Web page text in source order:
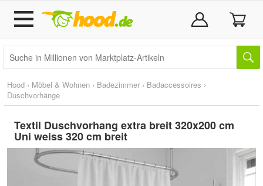
Hood › Möbel & Wohnen › Badezimmer › Badaccessoires ›
Duschvorhänge
Textil Duschvorhang extra breit 320x200 cm
Uni weiss 320 cm breit